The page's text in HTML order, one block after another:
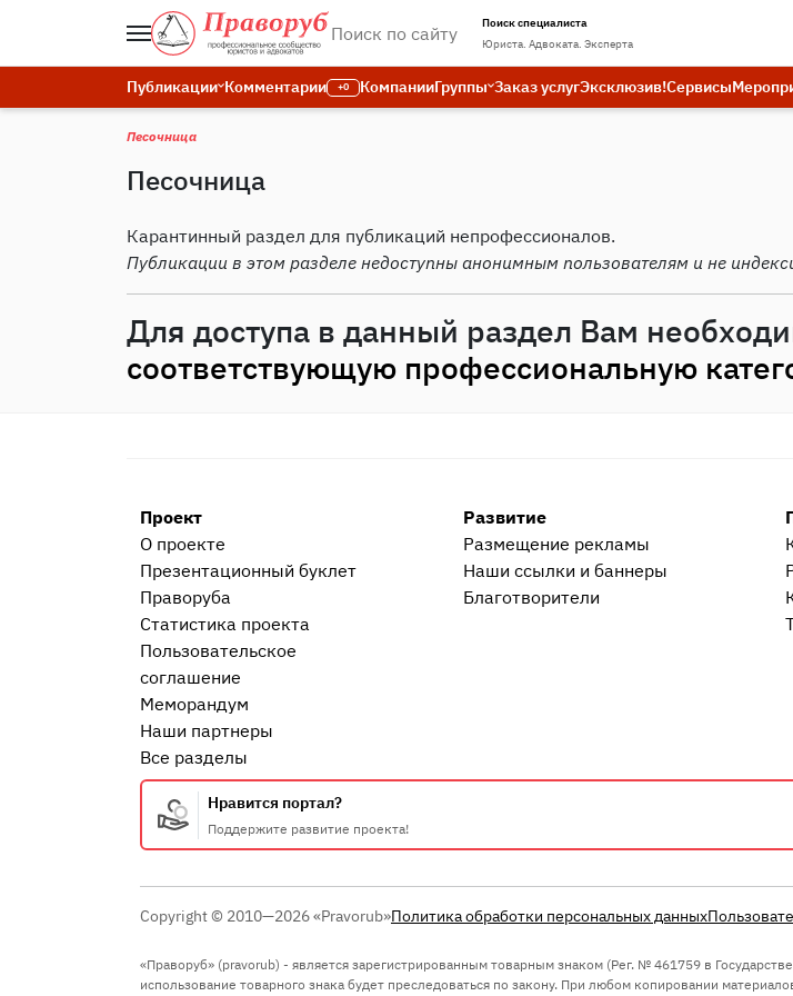
Поиск специалиста
Юриста. Адвоката. Эксперта
Публикации Комментарии +0 КомпанииГруппы Заказ услугЭксклюзив!Сервисы
Песочница
Песочница
Карантинный раздел для публикаций непрофессионалов.
Публикации в этом разделе недоступны анонимным пользователям и не
Для доступа в данный раздел Вам
соответствующую профессиональную
Проект
О проекте
Презентационный букл​ет
Праворуба
Статистика проекта
Пользовательское
соглашение
Меморандум
Наши партнеры
Все разделы
Развитие
Размещение рекламы
Наши ссылки и баннеры
Благотворители
Нравится портал?
Поддержите развитие проекта!
Copyright © 2010—2026 «Pravorub»Политика обработки персональных данных
«Праворуб» (pravorub) - является зарегистрированным товарным знаком (Рег. № 461759 в
использование товарного знака будет преследоваться по закону. При любом копировании